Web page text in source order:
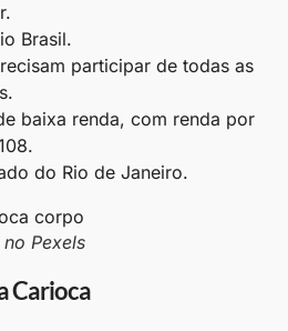
Brasil.
participar de todas as
baixa renda, com renda por
do Rio de Janeiro.
Pexels
Carioca